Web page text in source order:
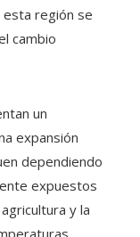
región se
cambio
un
expansión
dependiendo
expuestos
y la